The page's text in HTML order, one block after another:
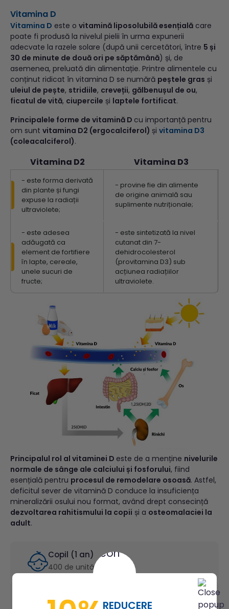
Vitamina D
Vitamina D este o vitamină liposolubilă esențială care
poate fi produsă la nivelul pielii în urma expunerii
adecvate la razele solare (după unii cercetători, între 5 și
30 de minute de două ori pe săptămână) și, de
asemenea, preluată din alimentație. Printre alimentele cu
conținut ridicat în vitamina D se numără peștele gras și
uleiul de pește, stridiile, creveții, gălbenușul de ou,
ficatul de vită, ciupercile și laptele fortificat.
Principalele forme de vitamină D cu importanță pentru
om sunt vitamina D2 (ergocalciferol) și vitamina D3
(coleacalciferol).
Vitamina D2 Vitamina D3
- este forma derivată
din plante și fungi
expuse la radiații
ultraviolete;
- provine fie din alimente
de origine animală sau
suplimente nutriționale;
- este adesea
adăugată ca
element de fortifiere
în lapte, cereale,
unele sucuri de
fructe;
- este sintetizată la nivel
cutanat din 7-
dehidrocolesterol
(provitamina D3) sub
acțiunea radiațiilor
ultraviolete.
Principalul rol al vitaminei D este de a menține nivelurile
normale de sânge ale calciului și fosforului, fiind
esențială pentru procesul de remodelare osoasă. Astfel,
deficitul sever de vitamină D conduce la insuficiența
mineralizării osului nou format, având drept consecință
dezvoltarea rahitismului la copii și a osteomalaciei la
adult.
Copil (1 an)
400 de unități
600 de unități REDUCERE